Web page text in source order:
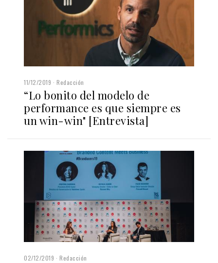
11/12/2019 Redacción
“Lo bonito del modelo de
performance es que siempre es
un win-win" [Entrevista]
02/12/2019 Redacción